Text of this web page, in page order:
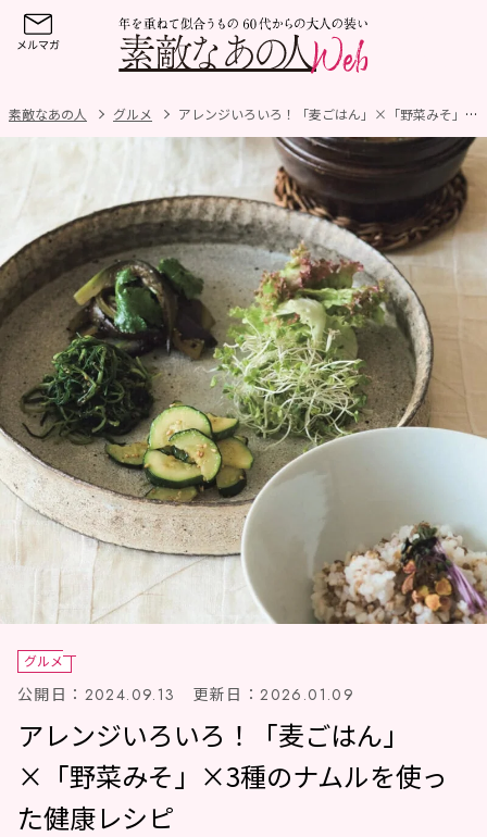
素敵なあの人 グルメ アレンジいろいろ！「麦ごはん」×「野菜みそ」×3種のナムルを使った健康レシピ
グルメ
公開日： 2024.09.13 更新日： 2026.01.09
アレンジいろいろ！「麦ごはん」
×「野菜みそ」×3種のナムルを使っ
た健康レシピ